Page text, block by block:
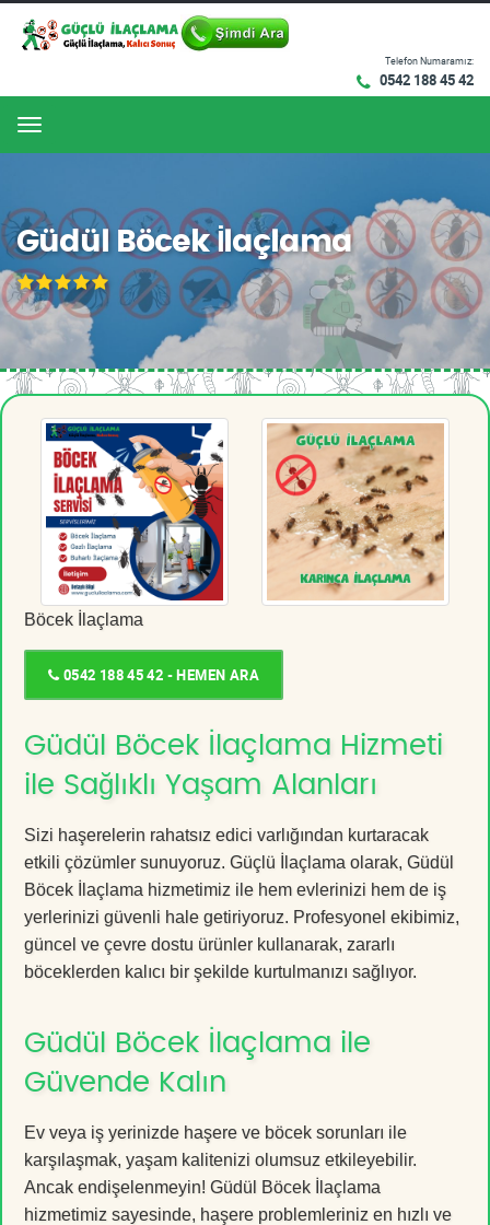
Telefon Numaramız:
0542 188 45 42
Menu
Güdül Böcek İlaçlama
Böcek İlaçlama
0542 188 45 42 - HEMEN ARA
Güdül Böcek İlaçlama Hizmeti
ile Sağlıklı Yaşam Alanları
Sizi haşerelerin rahatsız edici varlığından kurtaracak
etkili çözümler sunuyoruz. Güçlü İlaçlama olarak, Güdül
Böcek İlaçlama hizmetimiz ile hem evlerinizi hem de iş
yerlerinizi güvenli hale getiriyoruz. Profesyonel ekibimiz,
güncel ve çevre dostu ürünler kullanarak, zararlı
böceklerden kalıcı bir şekilde kurtulmanızı sağlıyor.
Güdül Böcek İlaçlama ile
Güvende Kalın
Ev veya iş yerinizde haşere ve böcek sorunları ile
karşılaşmak, yaşam kalitenizi olumsuz etkileyebilir.
Ancak endişelenmeyin! Güdül Böcek İlaçlama
hizmetimiz sayesinde, haşere problemleriniz en hızlı ve